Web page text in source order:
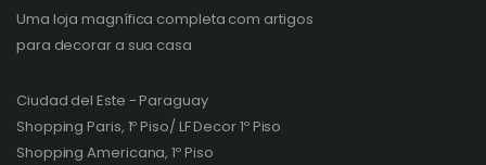
Uma loja magnífica completa com artigos
para decorar a sua casa
Ciudad del Este - Paraguay
Shopping Paris, 1º Piso/ LF Decor 1º Piso
Shopping Americana, 1º Piso